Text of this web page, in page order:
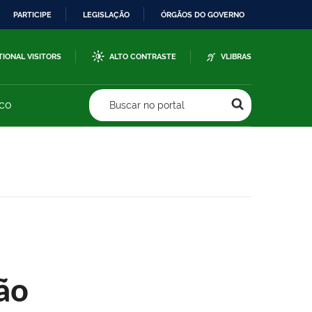
PARTICIPE LEGISLAÇÃO ÓRGÃOS DO GOVERNO
VISITORS ALTO CONTRASTE VLIBRAS
Buscar no portal